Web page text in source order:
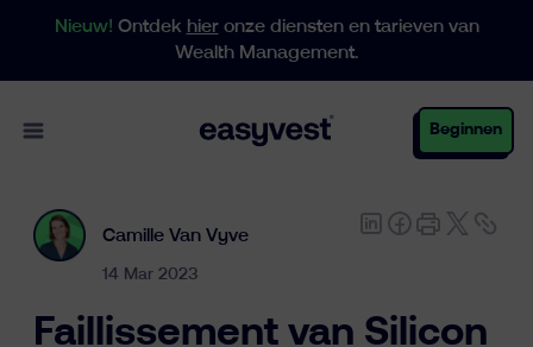
Nieuw! Ontdek hieronze diensten en tarieven van
Wealth Management.
Open main menu Beginnen
ParticulierenCamille Van Vyve
14 Mar 2023
Faillissement van Silicon